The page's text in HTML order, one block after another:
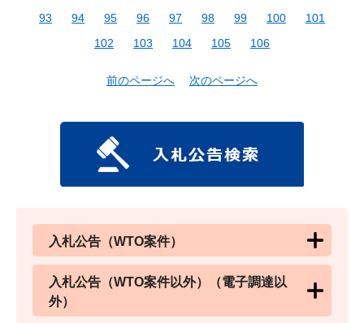
93
94 95 96 97 98 99 100
101
102
103 104 105 106
前のページへ 次のページへ
入札公告（WTO案件）
入札公告（WTO案件以外）（電子調達以
外）